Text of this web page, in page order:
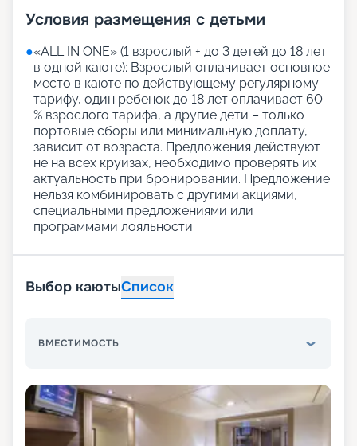
Условия размещения с детьми
●«АLL IN ONE» (1 взрослый + до 3 детей до 18 лет
в одной каюте): Взрослый оплачивает основное
место в каюте по действующему регулярному
тарифу, один ребенок до 18 лет оплачивает 60
% взрослого тарифа, а другие дети – только
портовые сборы или минимальную доплату,
зависит от возраста. Предложения действуют
не на всех круизах, необходимо проверять их
актуальность при бронировании. Предложение
нельзя комбинировать с другими акциями,
специальными предложениями или
программами лояльности
Выбор каютыСписок
ВМЕСТИМОСТЬ